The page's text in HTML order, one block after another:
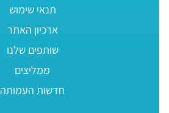
תנאי שימוש
ארכיון האתר
שותפים שלנו
ממליצים
חדשות העמותה